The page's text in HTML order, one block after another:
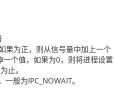
果为正，则从信号量中加上一个
个值，如果为0，则将进程设置
止。
般为IPC_NOWAIT。